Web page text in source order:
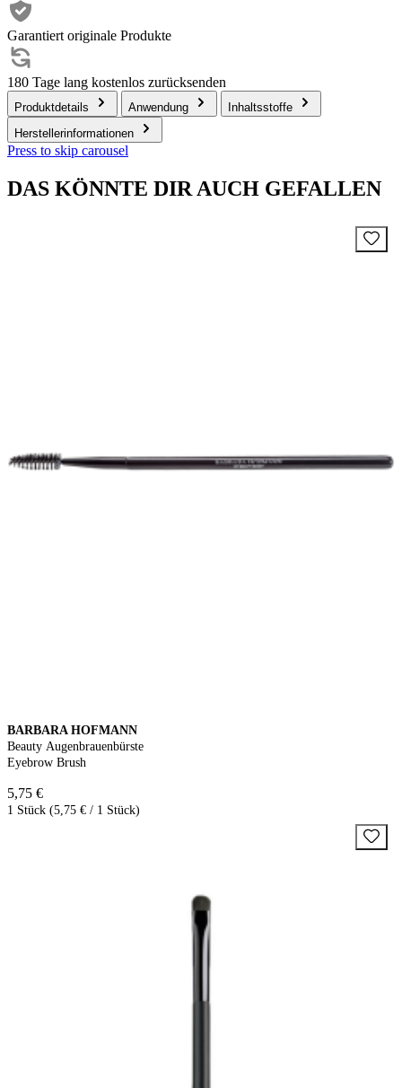
Garantiert originale Produkte
180 Tage lang kostenlos zurücksenden
Produktdetails Anwendung
Inhaltsstoffe
Herstellerinformationen
Press to skip carousel
DAS KÖNNTE DIR AUCH GEFALLEN
BARBARA HOFMANN
Beauty Augenbrauenbürste
Eyebrow Brush
5,75 €
1 Stück (5,75 € / 1 Stück)